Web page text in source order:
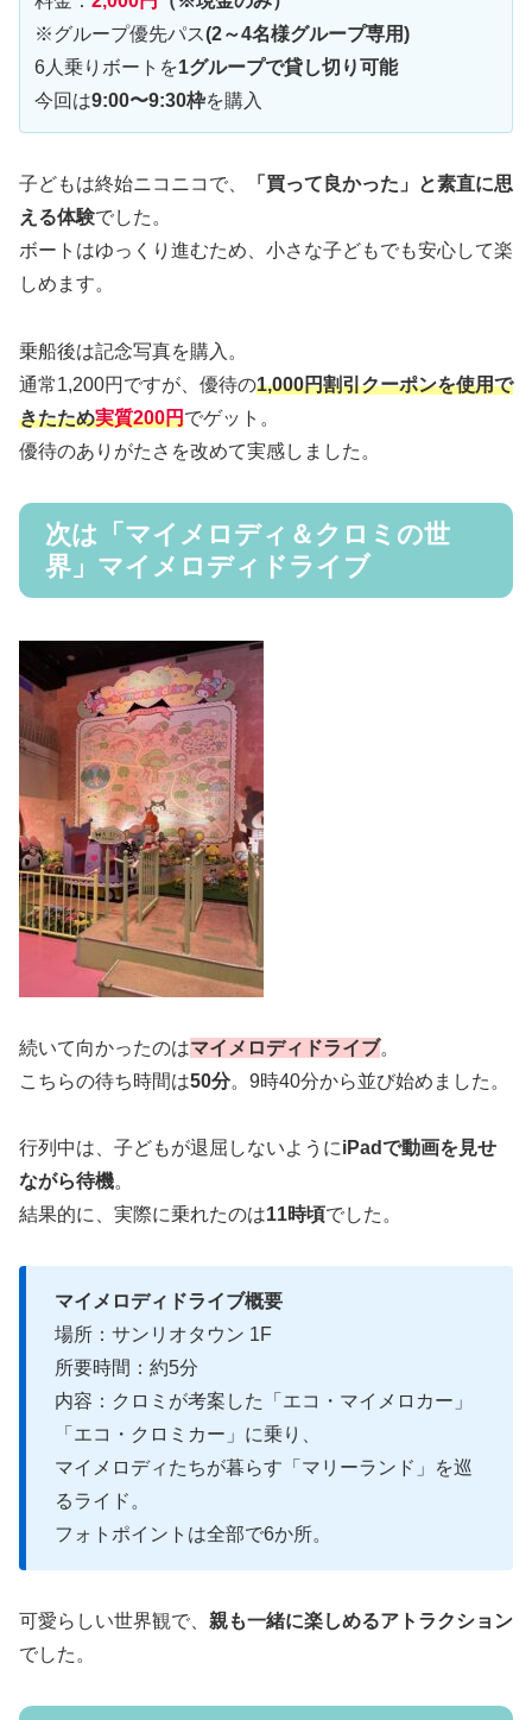
※グループ優先パス(2～4名様グループ専用)
6人乗りボートを1グループで貸し切り可能
今回は9:00〜9:30枠を購入
子どもは終始ニコニコで、
「買って良かった」と素直に思
える体験でした。
ボートはゆっくり進むため、小さな子どもでも安心して楽
しめます。
乗船後は記念写真を購入。
通常1,200円ですが、優待の1,000円割引クーポンを使用で
きたため実質200円でゲット。
優待のありがたさを改めて実感しました。
次は「マイメロディ＆クロミの世
界」マイメロディドライブ
続いて向かったのはマイメロディドライブ。
こちらの待ち時間は50分。9時40分から並び始めました。
行列中は、子どもが退屈しないようにiPadで動画を見せ
ながら待機。
結果的に、実際に乗れたのは11時頃でした。
マイメロディドライブ概要
場所：サンリオタウン 1F
所要時間：約5分
内容：クロミが考案した「エコ・マイメロカー」
「エコ・クロミカー」に乗り、
マイメロディたちが暮らす「マリーランド」を巡
るライド。
フォトポイントは全部で6か所。
可愛らしい世界観で、 親も一緒に楽しめるアトラクション
でした。